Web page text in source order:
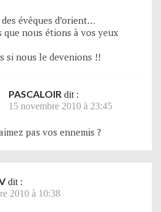
évêques d’orient…
que nous étions à vos yeux
si nous le devenions !!
PASCALOIR dit :
15 novembre 2010 à 23:45
pas vos ennemis ?
dit :
2010 à 10:38